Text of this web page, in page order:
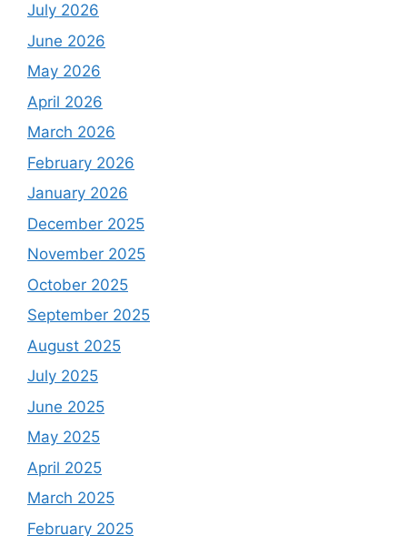
July 2026
June 2026
May 2026
April 2026
March 2026
February 2026
January 2026
December 2025
November 2025
October 2025
September 2025
August 2025
July 2025
June 2025
May 2025
April 2025
March 2025
February 2025